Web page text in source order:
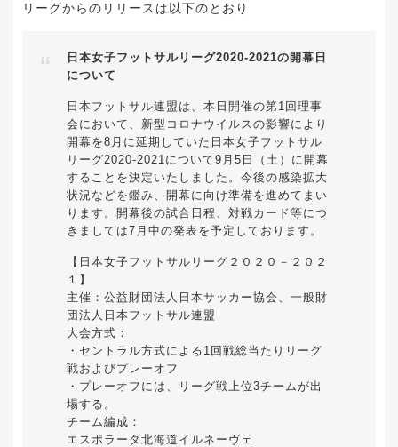
リーグからのリリースは以下のとおり
日本女子フットサルリーグ2020-2021の開幕日
について
日本フットサル連盟は、本日開催の第1回理事
会において、新型コロナウイルスの影響により
開幕を8月に延期していた日本女子フットサル
リーグ2020-2021について9月5日（土）に開幕
することを決定いたしました。今後の感染拡大
状況などを鑑み、開幕に向け準備を進めてまい
ります。開幕後の試合日程、対戦カード等につ
きましては7月中の発表を予定しております。
【日本女子フットサルリーグ２０２０－２０２
１】
主催：公益財団法人日本サッカー協会、一般財
団法人日本フットサル連盟
大会方式：
・セントラル方式による1回戦総当たりリーグ
戦およびプレーオフ
・プレーオフには、リーグ戦上位3チームが出
場する。
チーム編成：
エスポラーダ北海道イルネーヴェ